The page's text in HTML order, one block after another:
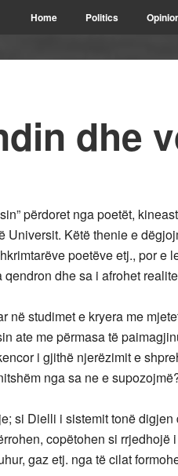
Home Politics
dhe
përdoret nga poetët,
Universit. Këtë thenie e
poetëve etj., por e
qendron dhe sa i afrohet
në studimet e kryera me
ate me përmasa të
i gjithë njerëzimit e
nga sa ne e
si Dielli i sistemit tonë
copëtohen si rrjedhojë
gaz etj. nga të cilat